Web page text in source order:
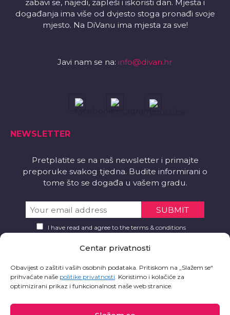
Centar privatnosti
Obavijest o zaštiti vaših osobnih podataka. Pritiskom na „Slažem se“
prihvaćate naše politike privatnosti. Koristimo i kolačiće za
optimizirani prikaz i funkcionalnost naše web stranice.
zabavi se, najedi, zapleši i iskoristi dan. Mjesta i
događanja ima više od dvjesto stoga pronađi svoje
mjesto. Na DiVanu ima mjesta za sve!
Javi nam se na: info@divan.hr
NEWSLETTER
Pretplatite se na naš newsletter i primajte
preporuke svakog tjedna. Budite informirani o
tome što se događa u vašem gradu.
I have read and agree to the terms & conditions
Želite li aplikaciju?